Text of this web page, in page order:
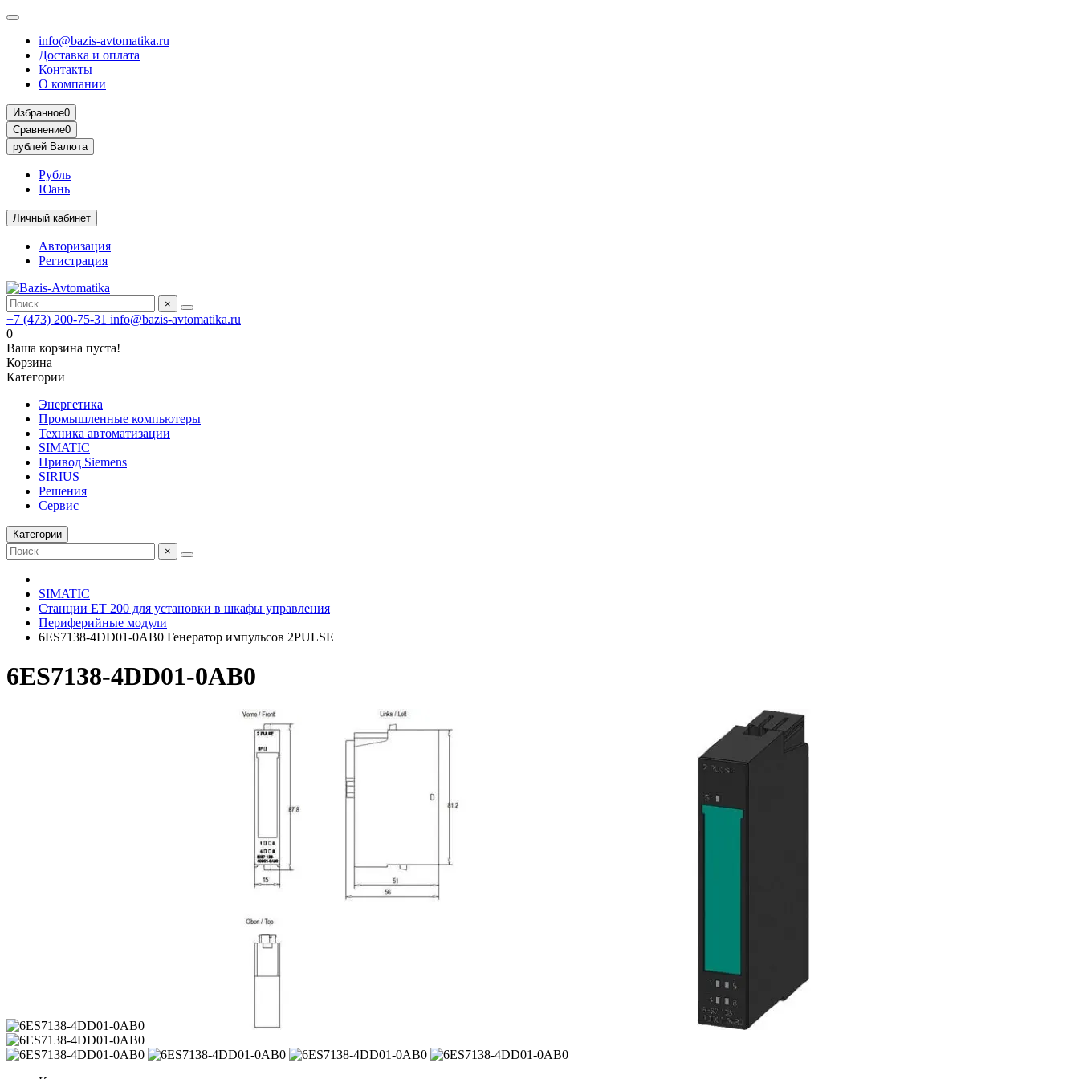
info@bazis-avtomatika.ru
Доставка и оплата
Контакты
О компании
Избранное0
Сравнение0
рублей Валюта
Рубль
Юань
Личный кабинет
Авторизация
Регистрация
×
+7 (473) 200-75-31 info@bazis-avtomatika.ru
0
Ваша корзина пуста!
Корзина
Категории
Энергетика
Промышленные компьютеры
Техника автоматизации
SIMATIC
Привод Siemens
SIRIUS
Решения
Сервис
Категории
×
SIMATIC
Станции ET 200 для установки в шкафы управления
Периферийные модули
6ES7138-4DD01-0AB0 Генератор импульсов 2PULSE
6ES7138-4DD01-0AB0